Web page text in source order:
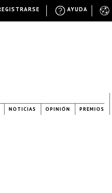
NOTICIAS OPINIÓN PREMIOS
AYUDA